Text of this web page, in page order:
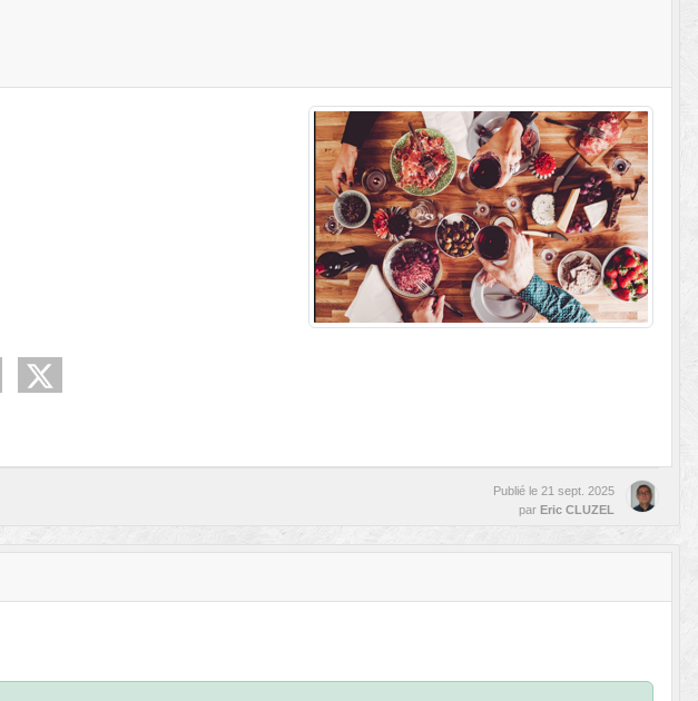
Publié le 21 sept. 2025
par Eric CLUZEL